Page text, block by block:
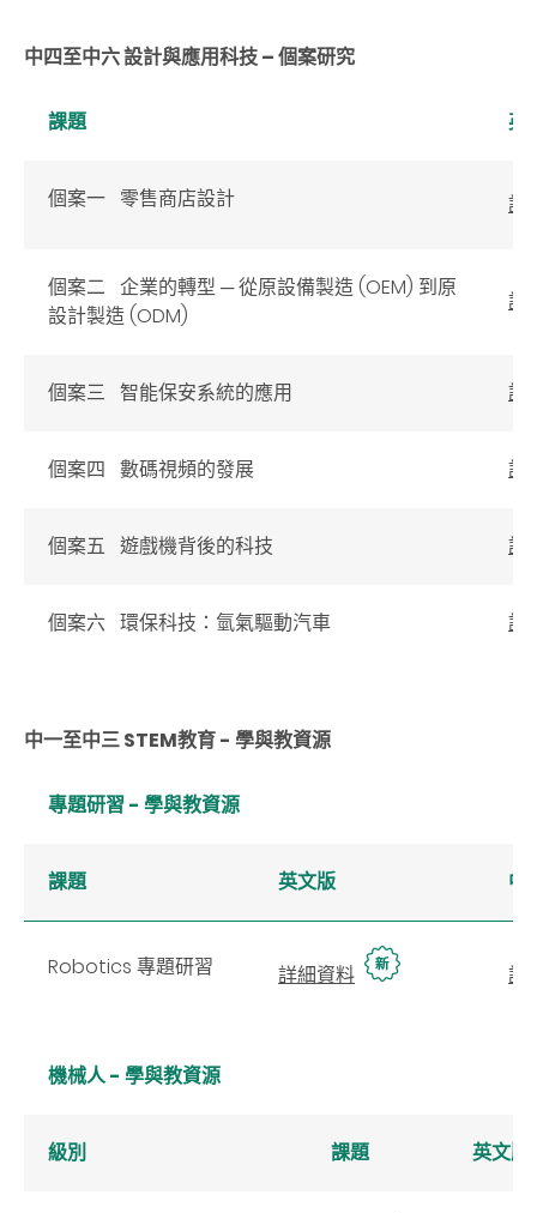
中四至中六 設計與應用科技 – 個案研究
課題 英
個案一 零售商店設計 詳
個案二 企業的轉型 ─ 從原設備製造 (OEM) 到原
設計製造 (ODM)
詳
個案三 智能保安系統的應用 詳
個案四 數碼視頻的發展 詳
個案五 遊戲機背後的科技 詳
個案六 環保科技：氫氣驅動汽車 詳
中一至中三STEM教育 - 學與教資源
專題研習- 學與教資源
課題 英文版 中
Robotics 專題研習 詳細資料 詳
機械人 - 學與教資源
級別 課題 英文版